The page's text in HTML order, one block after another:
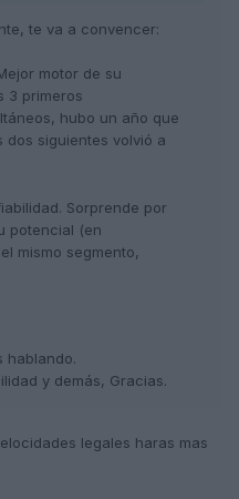
te va a convencer:
motor de su
3 primeros
hubo un año que
dos siguientes volvió a
Sorprende por
potencial (en
mismo segmento,
hablando.
y demás, Gracias.
legales haras mas